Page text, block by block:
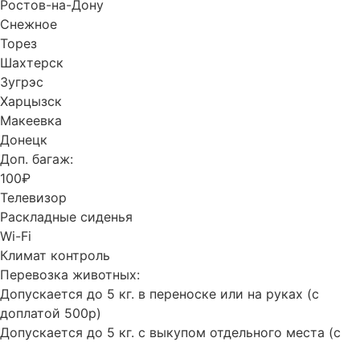
Ростов-на-Дону
Снежное
Торез
Шахтерск
Зугрэс
Харцызск
Макеевка
Донецк
Доп. багаж:
100₽
Телевизор
Раскладные сиденья
Wi-Fi
Климат контроль
Перевозка животных:
Допускается до 5 кг. в переноске или на руках (с
доплатой 500р)
Допускается до 5 кг. с выкупом отдельного места (с